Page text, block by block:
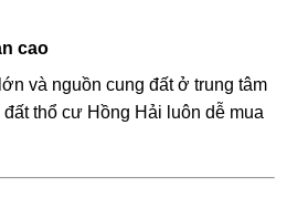
cao
và nguồn cung đất ở trung tâm
thổ cư Hồng Hải luôn dễ mua